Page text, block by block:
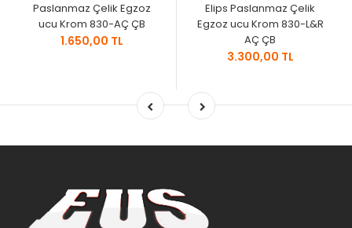
Paslanmaz Çelik Egzoz
ucu Krom 830-AÇ ÇB
1.650,00 TL
Elips Paslanmaz Çelik
Egzoz ucu Krom 830-L&R
AÇ ÇB
3.300,00 TL